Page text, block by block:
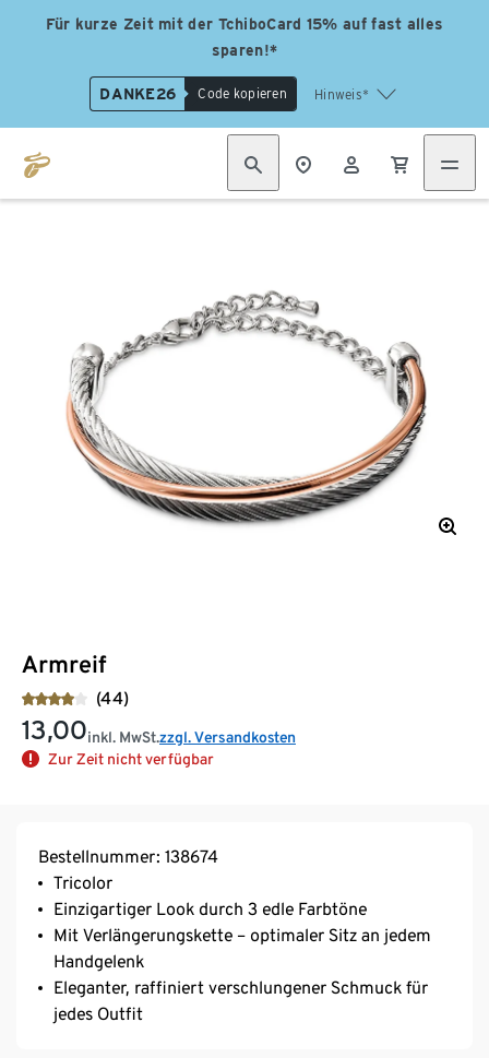
Für kurze Zeit mit der TchiboCard 15% auf fast alles
sparen!*
DANKE26 Code kopieren Hinweis*
Armreif
(44)
13,00inkl. MwSt.zzgl. Versandkosten
Zur Zeit nicht verfügbar
Bestellnummer: 138674
Tricolor
Einzigartiger Look durch 3 edle Farbtöne
Mit Verlängerungskette – optimaler Sitz an jedem
Handgelenk
Eleganter, raffiniert verschlungener Schmuck für
jedes Outfit